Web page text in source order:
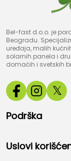
Bel-fast d.o.o. je
Beogradu.
uređaja, malih
solarnih panela i
domaćih i svetskih
𝕏
Podrška
Uslovi